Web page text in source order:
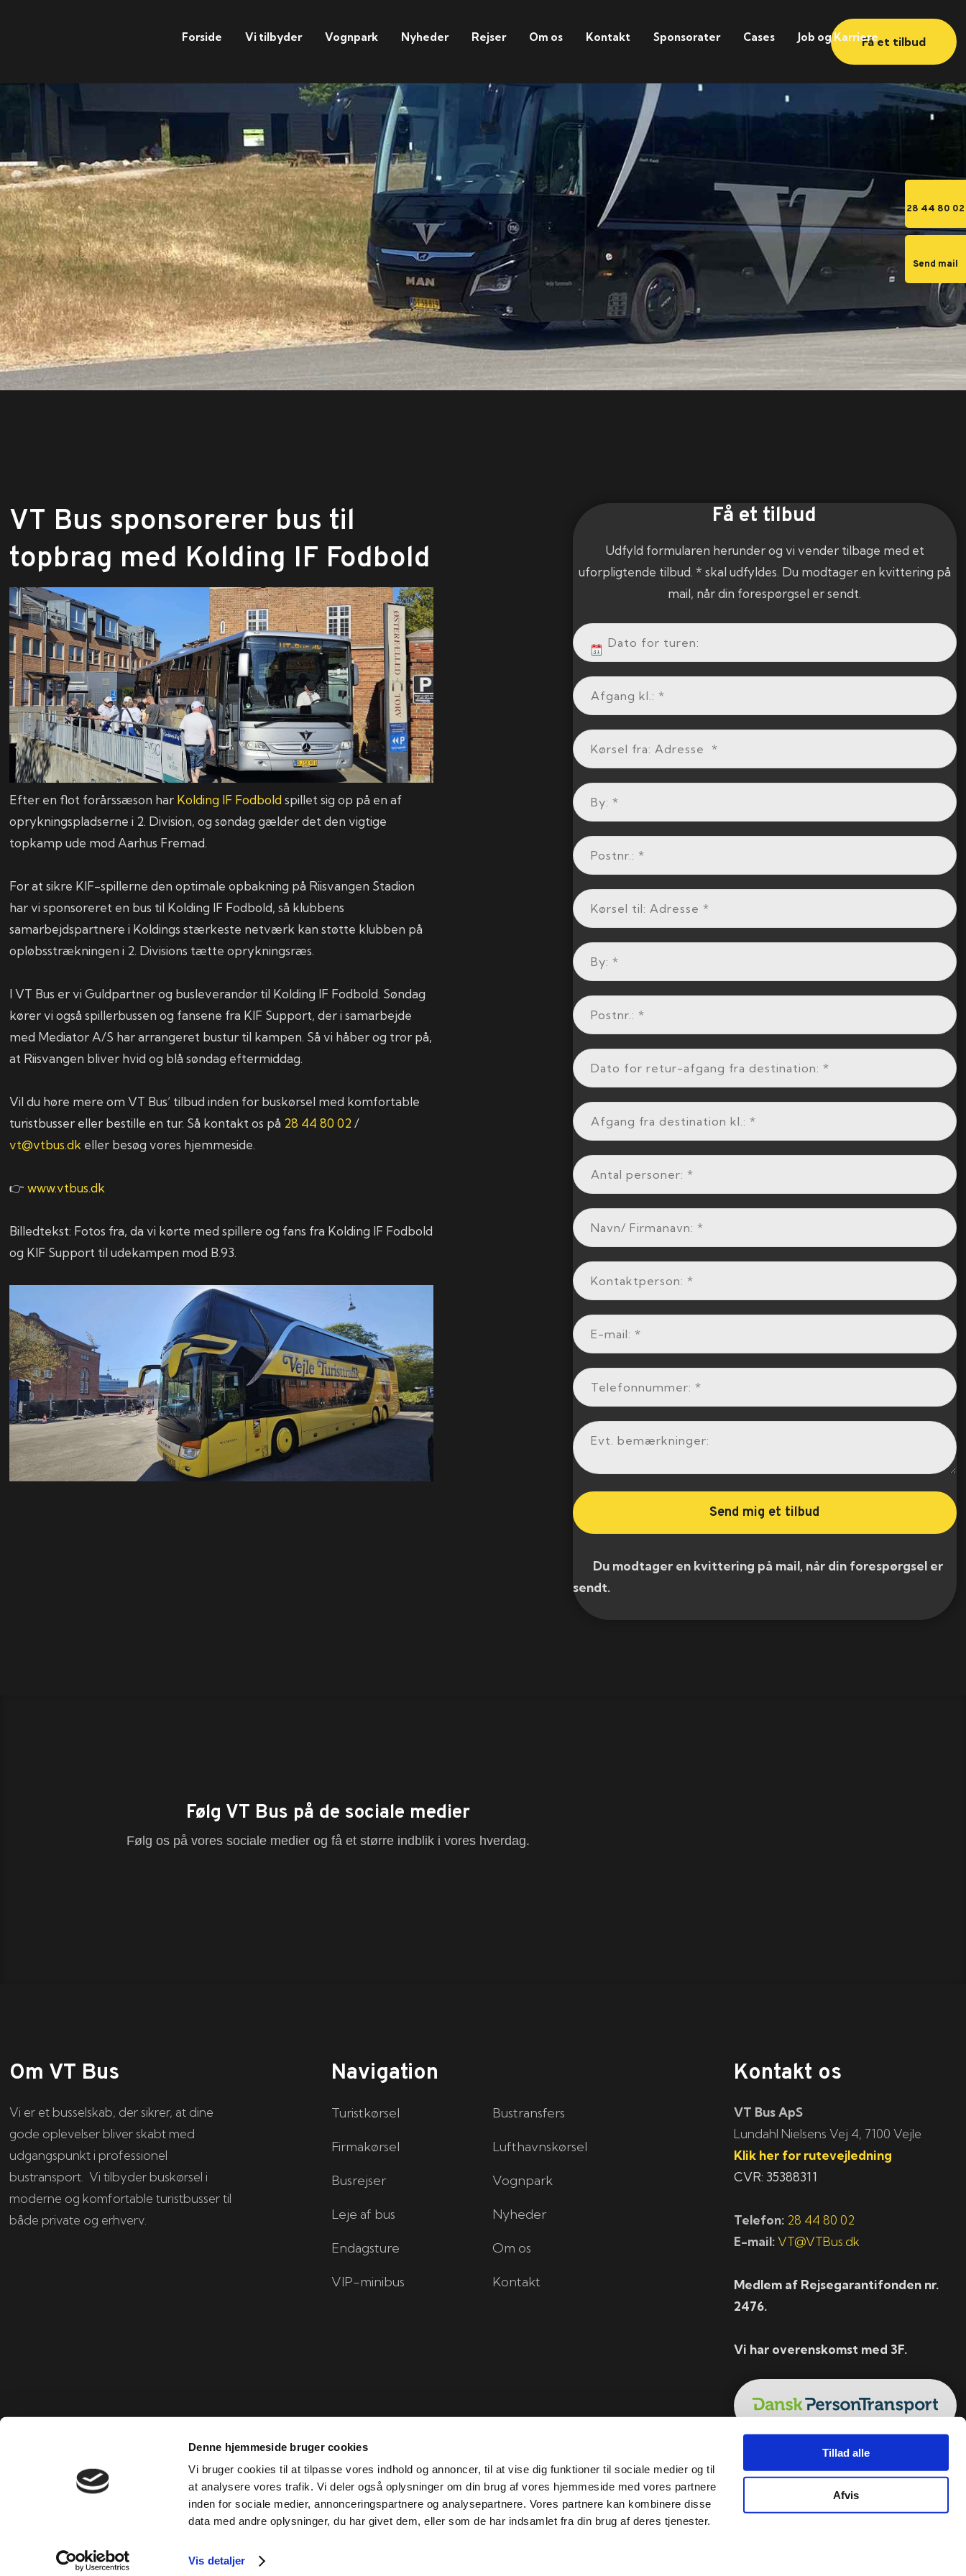
Denne hjemmeside bruger cookies
Vi bruger cookies til at tilpasse vores indhold og annoncer, til at vise dig funktioner til sociale medier og til
at analysere vores trafik. Vi deler også oplysninger om din brug af vores hjemmeside med vores partnere
inden for sociale medier, annonceringspartnere og analysepartnere. Vores partnere kan kombinere disse
data med andre oplysninger, du har givet dem, eller som de har indsamlet fra din brug af deres tjenester.
Vis detaljer
Tillad alle
Afvis
28 44 80 02
Send mail
Forside Vi tilbyder Vognpark Nyheder Rejser Om os Kontakt Sponsorater Cases Job og KarriereFå et tilbud
VT Bus sponsorerer bus til
topbrag med Kolding IF Fodbold
Efter en flot forårssæson har Kolding IF Fodbold spillet sig op på en af
oprykningspladserne i 2. Division, og søndag gælder det den vigtige
topkamp ude mod Aarhus Fremad.
For at sikre KIF-spillerne den optimale opbakning på Riisvangen Stadion
har vi sponsoreret en bus til Kolding IF Fodbold, så klubbens
samarbejdspartnere i Koldings stærkeste netværk kan støtte klubben på
opløbsstrækningen i 2. Divisions tætte oprykningsræs.
I VT Bus er vi Guldpartner og busleverandør til Kolding IF Fodbold. Søndag
kører vi også spillerbussen og fansene fra KIF Support, der i samarbejde
med Mediator A/S har arrangeret bustur til kampen. Så vi håber og tror på,
at Riisvangen bliver hvid og blå søndag eftermiddag.
Vil du høre mere om VT Bus’ tilbud inden for buskørsel med komfortable
turistbusser eller bestille en tur. Så kontakt os på 28 44 80 02 /
vt@vtbus.dk eller besøg vores hjemmeside.
👉www.vtbus.dk
Billedtekst: Fotos fra, da vi kørte med spillere og fans fra Kolding IF Fodbold
og KIF Support til udekampen mod B.93.
Få et tilbud
Udfyld formularen herunder og vi vender tilbage med et
uforpligtende tilbud. * skal udfyldes. Du modtager en kvittering på
mail, når din forespørgsel er sendt.
​ Du modtager en kvittering på mail, når din forespørgsel er
sendt.​
Følg VT Bus på de sociale medier
Følg os på vores sociale medier og få et større indblik i vores hverdag.
Om VT Bus
Vi er et busselskab, der sikrer, at dine
gode oplevelser bliver skabt med
udgangspunkt i professionel
bustransport. Vi tilbyder buskørsel i
moderne og komfortable turistbusser til
både private og erhverv.
Navigation
Turistkørsel
Firmakørsel
Busrejser
Leje af bus
Endagsture
VIP-minibus
Bustransfers
Lufthavnskørsel
Vognpark
Nyheder
Om os
Kontakt
Kontakt os
VT Bus ApS
​​​Lundahl Nielsens Vej 4, 7100 Vejle
Klik her for rutevejledning
CVR: 35388311
Telefon: 28 44 80 02
E-mail:VT@VTBus.dk
Medlem af Rejsegarantifonden nr.
2476.
Vi har overenskomst med 3F.
Created and hosted by Group Online